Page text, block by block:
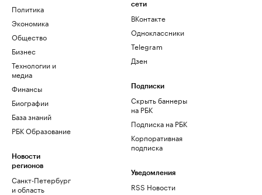
Политика
Экономика
Общество
Бизнес
Технологии и
медиа
Финансы
Биографии
База знаний
РБК Образование
Новости
регионов
Санкт-Петербург
и область
сети
ВКонтакте
Одноклассники
Telegram
Дзен
Подписки
Скрыть баннеры
на РБК
Подписка на РБК
Корпоративная
подписка
Уведомления
RSS Новости